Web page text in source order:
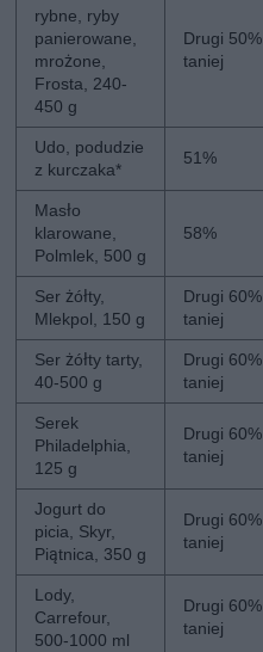
rybne, ryby
panierowane,
mrożone,
Frosta, 240-
450 g
Drugi 50%
taniej
Udo, podudzie
z kurczaka*
51%
Masło
klarowane,
Polmlek, 500 g
58%
Ser żółty,
Mlekpol, 150 g
Drugi 60%
taniej
Ser żółty tarty,
40-500 g
Drugi 60%
taniej
Serek
Philadelphia,
125 g
Drugi 60%
taniej
Jogurt do
picia, Skyr,
Piątnica, 350 g
Drugi 60%
taniej
Lody,
Carrefour,
500-1000 ml
Drugi 60%
taniej